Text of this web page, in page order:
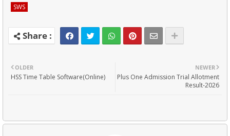
SWS
NEWER
Plus One Admission Trial Allotment
Result-2026
OLDER
HSS Time Table Software(Online)